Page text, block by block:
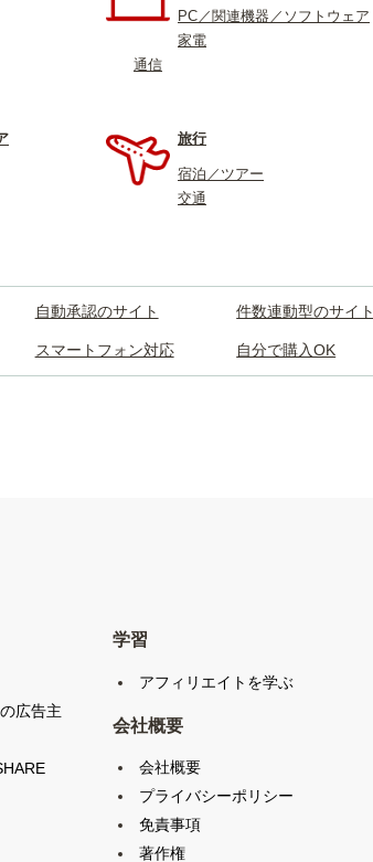
PC／関連機器／ソフトウェア
家電
通信
旅行
宿泊／ツアー
交通
自動承認のサイト 件数連動型のサイト
スマートフォン対応 自分で購入OK
広告主
学習
アフィリエイトを学ぶ
会社概要
会社概要
プライバシーポリシー
免責事項
著作権